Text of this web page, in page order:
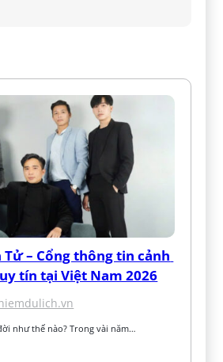
– Cổng thông tin cảnh
tín tại Việt Nam 2026
như thế nào? Trong vài năm…